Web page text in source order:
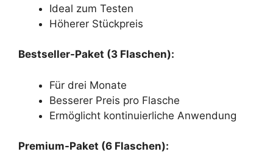
Ideal zum Testen
Höherer Stückpreis
Bestseller-Paket (3 Flaschen):
Für drei Monate
Besserer Preis pro Flasche
Ermöglicht kontinuierliche Anwendung
Premium-Paket (6 Flaschen):